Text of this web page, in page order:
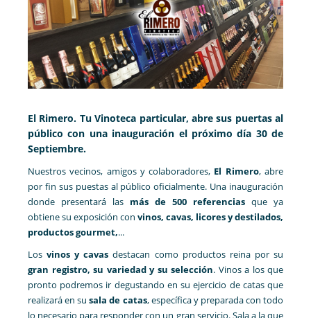
El Rimero. Tu Vinoteca particular, abre sus puertas al
público con una inauguración el próximo día 30 de
Septiembre.
Nuestros vecinos, amigos y colaboradores, El Rimero, abre
por fin sus puestas al público oficialmente. Una inauguración
donde presentará las más de 500 referencias que ya
obtiene su exposición con vinos, cavas, licores y destilados,
productos gourmet,...
Losvinos y cavas destacan como productos reina por su
gran registro, su variedad y su selección. Vinos a los que
pronto podremos ir degustando en su ejercicio de catas que
realizará en su sala de catas, específica y preparada con todo
lo necesario para responder con un gran servicio. Sala a la que